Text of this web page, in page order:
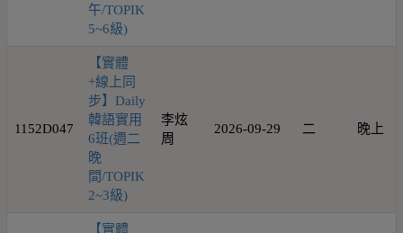
午/TOPIK
5~6級)
1152D047
【實體
+線上同
步】Daily
韓語實用
6班(週二
晚
間/TOPIK
2~3級)
李炫
周
2026-09-29 二 晚上
【實體